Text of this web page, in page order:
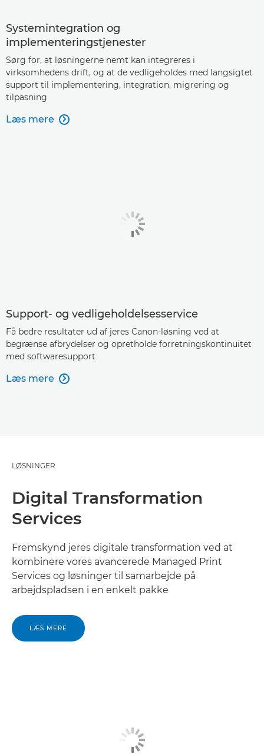
Systemintegration og
implementeringstjenester
Sørg for, at løsningerne nemt kan integreres i
virksomhedens drift, og at de vedligeholdes med langsigtet
support til implementering, integration, migrering og
tilpasning
Læs mere 
Support- og vedligeholdelsesservice
Få bedre resultater ud af jeres Canon-løsning ved at
begrænse afbrydelser og opretholde forretningskontinuitet
med softwaresupport
Læs mere 
LØSNINGER
Digital Transformation
Services
Fremskynd jeres digitale transformation ved at
kombinere vores avancerede Managed Print
Services og løsninger til samarbejde på
arbejdspladsen i en enkelt pakke
LÆS MERE